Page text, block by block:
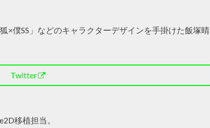
×僕SS」などのキャラクターデザインを手掛けた飯塚晴
Twitter
移植担当。